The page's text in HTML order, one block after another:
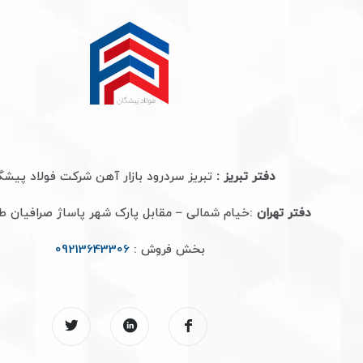
دفتر تبریز : تبریز سردرود بازار آهن شرکت فولاد
دفتر تهران :خیام شمالی – مقابل پارک شهر پاساژ
بخش فروش :09213643306